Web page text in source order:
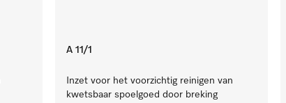
A 11/1
Inzet voor het voorzichtig reinigen van
kwetsbaar spoelgoed door breking